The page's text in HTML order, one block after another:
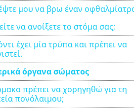
μου να βρω έναν
να ανοίξετε το στόμα σας;
έχει μία τρύπα και πρέπει να
όργανα σώματος
πρέπει να χορηγηθώ για τη
πονόλαιμου;